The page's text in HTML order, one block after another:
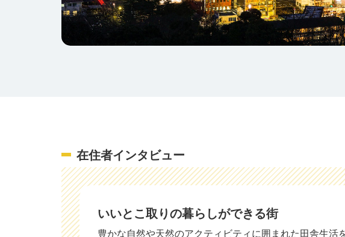
在住者インタビュー
いいとこ取りの暮らしができる街
豊かな自然や天然のアクティビティに囲まれた田舎生活